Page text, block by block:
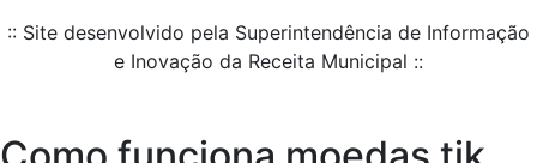
:: Site desenvolvido pela Superintendência de Informação
e Inovação da Receita Municipal ::